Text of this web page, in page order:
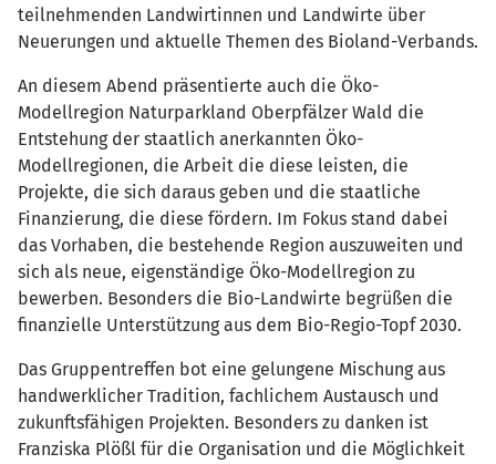
teilnehmenden Landwirtinnen und Landwirte über
Neuerungen und aktuelle Themen des Bioland-Verbands.
An diesem Abend präsentierte auch die Öko-
Modellregion Naturparkland Oberpfälzer Wald die
Entstehung der staatlich anerkannten Öko-
Modellregionen, die Arbeit die diese leisten, die
Projekte, die sich daraus geben und die staatliche
Finanzierung, die diese fördern. Im Fokus stand dabei
das Vorhaben, die bestehende Region auszuweiten und
sich als neue, eigenständige Öko-Modellregion zu
bewerben. Besonders die Bio-Landwirte begrüßen die
finanzielle Unterstützung aus dem Bio-Regio-Topf 2030.
Das Gruppentreffen bot eine gelungene Mischung aus
handwerklicher Tradition, fachlichem Austausch und
zukunftsfähigen Projekten. Besonders zu danken ist
Franziska Plößl für die Organisation und die Möglichkeit